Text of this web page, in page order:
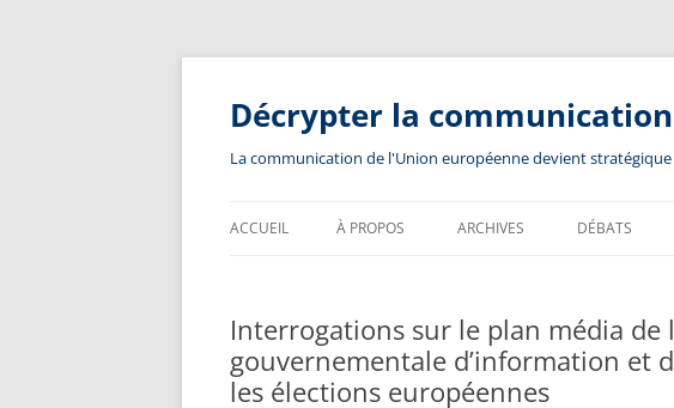
Aller
contenu
Décrypter la
La communication de l'Union européenne devient
ACCUEIL À PROPOS ARCHIVES DÉBATS
Interrogations sur le plan média de
gouvernementale d’information et
les élections européennes